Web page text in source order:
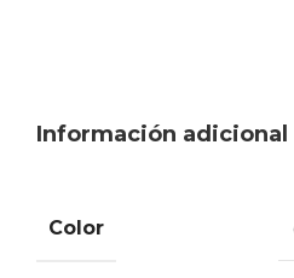
Información adicional
Color